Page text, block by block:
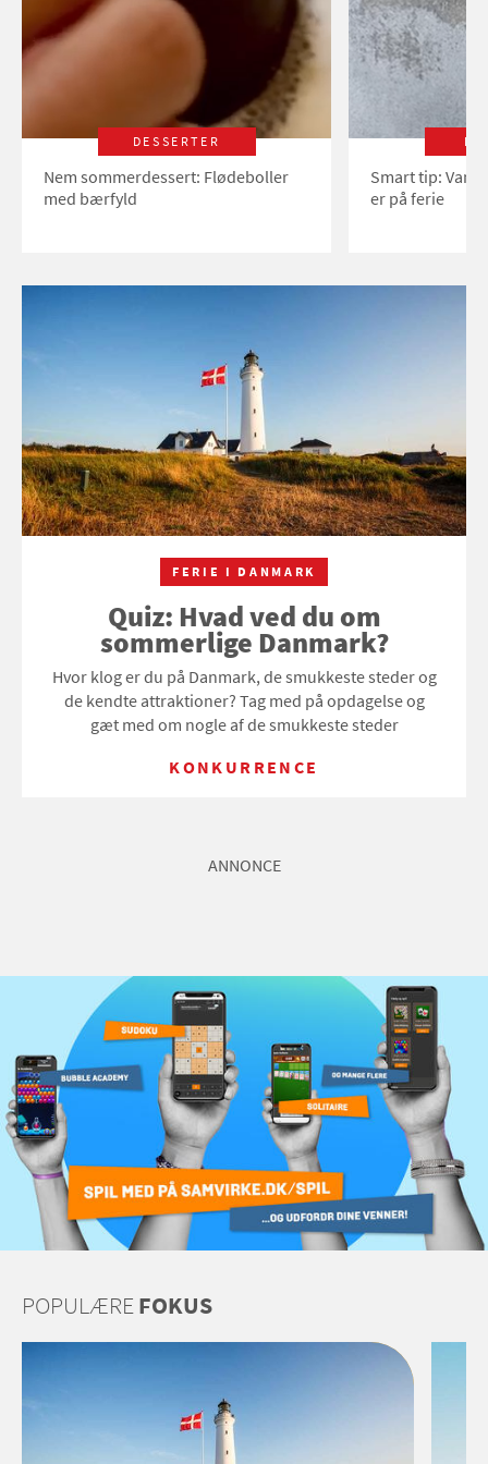
DESSERTER
Nem sommerdessert: Flødeboller
med bærfyld
Smart tip:
er på ferie
FERIE I DANMARK
Quiz: Hvad ved du om
sommerlige Danmark?
Hvor klog er du på Danmark, de smukkeste steder og
de kendte attraktioner? Tag med på opdagelse og
gæt med om nogle af de smukkeste steder
KONKURRENCE
ANNONCE
POPULÆREFOKUS